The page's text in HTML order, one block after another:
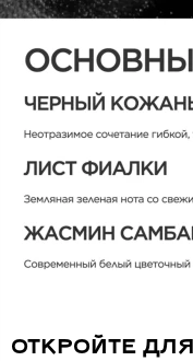
ОТКРОЙТЕ